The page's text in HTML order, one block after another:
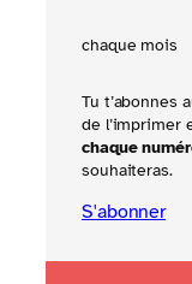
chaque mois
Tu t’abonnes
de l’imprimer
chaque
souhaiteras.
S'abonner